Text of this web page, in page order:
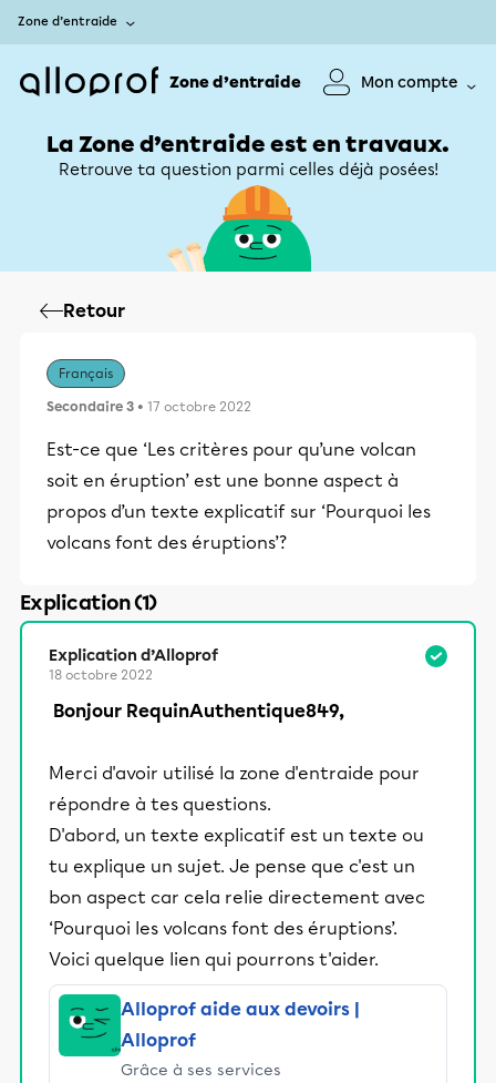
Zone d’entraide
Zone d’entraide Mon compte
La Zone d’entraide est en travaux.
Retrouve ta question parmi celles déjà posées!
Retour
Français
Secondaire 3 • 17 octobre 2022
Est-ce que ‘Les critères pour qu’une volcan
soit en éruption’ est une bonne aspect à
propos d’un texte explicatif sur ‘Pourquoi les
volcans font des éruptions’?
Explication (1)
Explication d’Alloprof
18 octobre 2022
Bonjour RequinAuthentique849,
Merci d'avoir utilisé la zone d'entraide pour
répondre à tes questions.
D'abord, un texte explicatif est un texte ou
tu explique un sujet. Je pense que c'est un
bon aspect car cela relie directement avec
‘Pourquoi les volcans font des éruptions’.
Voici quelque lien qui pourrons t'aider.
Alloprof aide aux devoirs |
Alloprof
Grâce à ses services